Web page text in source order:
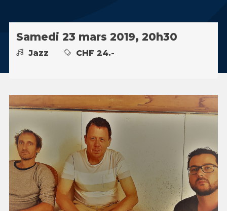
Samedi 23 mars 2019, 20h30
Jazz CHF 24.-